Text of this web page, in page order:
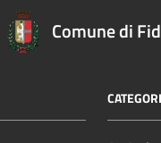
Comune di